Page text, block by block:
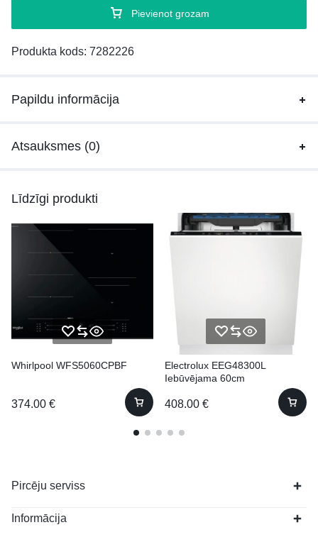
Pievienot grozam
Produkta kods: 7282226
Papildu informācija
Atsauksmes (0)
Līdzīgi produkti
Whirlpool WFS5060CPBF
374.00 €
Electrolux EEG48300L
Iebūvējama 60cm
408.00 €
Pircēju serviss
Informācija